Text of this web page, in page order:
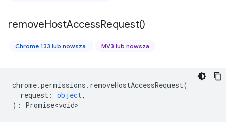
removeHostAccessRequest()
Chrome 133 lub nowsza MV3 lub nowsza
chrome.permissions . removeHostAccessRequest(
request : object,
) : Promise<void>